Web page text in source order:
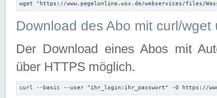
wget "https://www.pegelonline.wsv.de/webservices/files/
Download des Abo mit curl/
Der Download eines Abos mit
über HTTPS möglich.
curl --basic --user "ihr_login:ihr_passwort" -O https://